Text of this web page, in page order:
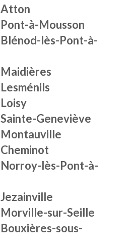
Atton
Pont-à-Mousson
Blénod-lès-Pont-à-
Maidières
Lesménils
Loisy
Sainte-Geneviève
Montauville
Cheminot
Norroy-lès-Pont-à-
Jezainville
Morville-sur-Seille
Bouxières-sous-